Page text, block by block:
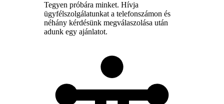
Tegyen próbára minket. Hívja
ügyfélszolgálatunkat a telefonszámon és
néhány kérdésünk megválaszolása után
adunk egy ajánlatot.